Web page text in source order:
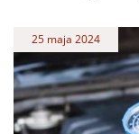
25 maja 2024